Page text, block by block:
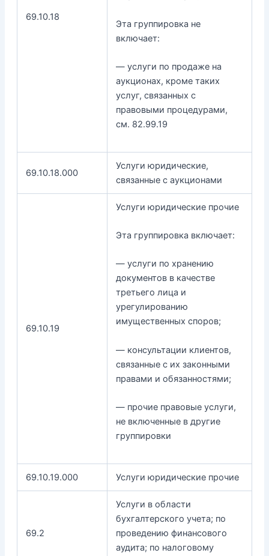
69.10.18
Эта группировка не
включает:
— услуги по продаже на
аукционах, кроме таких
услуг, связанных с
правовыми процедурами,
см. 82.99.19
69.10.18.000
Услуги юридические,
связанные с аукционами
69.10.19
Услуги юридические прочие
Эта группировка включает:
— услуги по хранению
документов в качестве
третьего лица и
урегулированию
имущественных споров;
— консультации клиентов,
связанные с их законными
правами и обязанностями;
— прочие правовые услуги,
не включенные в другие
группировки
69.10.19.000 Услуги юридические прочие
69.2
Услуги в области
бухгалтерского учета; по
проведению финансового
аудита; по налоговому